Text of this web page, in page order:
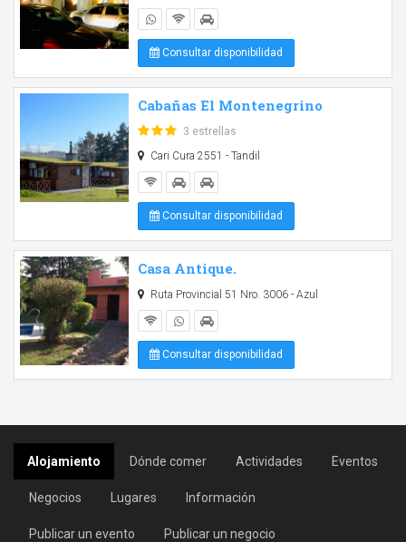
Consultar disponibilidad
Cabañas El Montenegrino
3 estrellas
Cari Cura 2551 - Tandil
Consultar disponibilidad
Casa Antique.
Ruta Provincial 51 Nro. 3006 - Azul
Consultar disponibilidad
Alojamiento Dónde comer Actividades Eventos
Negocios Lugares Información
Publicar un evento Publicar un negocio